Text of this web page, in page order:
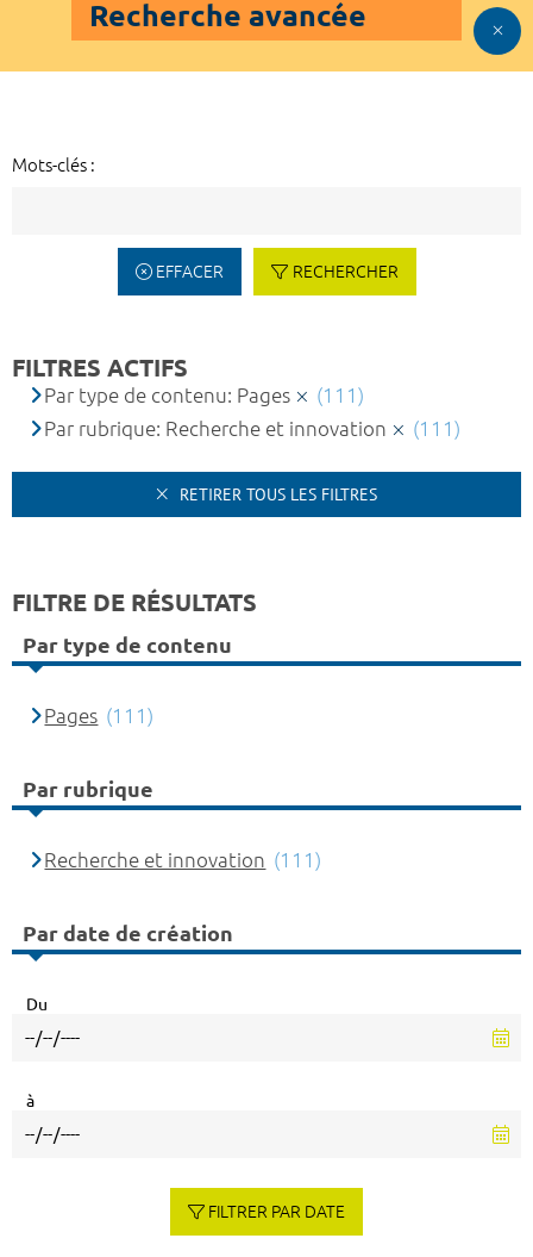
Recherche avancée
Mots-clés :
EFFACER RECHERCHER
FILTRES ACTIFS
Par type de contenu: Pages
(111)
Par rubrique: Recherche et innovation
(111)
RETIRER TOUS LES FILTRES
FILTRE DE RÉSULTATS
Par type de contenu
Pages (111)
Par rubrique
Recherche et innovation (111)
Par date de création
Du
à
FILTRER PAR DATE